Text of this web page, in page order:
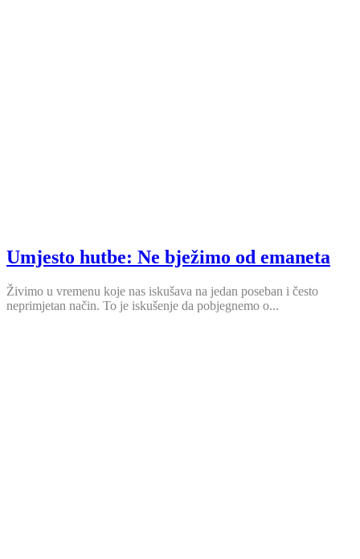
Umjesto hutbe: Ne bježimo od emaneta
Živimo u vremenu koje nas iskušava na jedan poseban i često
neprimjetan način. To je iskušenje da pobjegnemo o...